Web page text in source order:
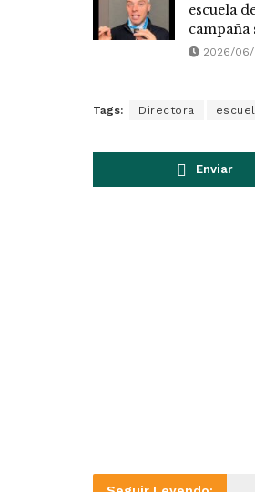
escuela
2026/06/
Tags: Directora
Enviar